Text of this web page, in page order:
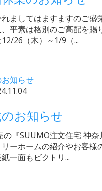
ましてはますますのご盛
平素は格別のご高配を賜
26（木）～1/9（...
お知らせ
の『SUUMO注文住宅 神
ーホームの紹介やお客様
一面もビクトリ...